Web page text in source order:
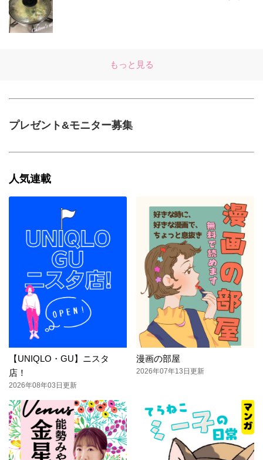
もっと見る
プレゼント&モニター募集
人気連載
【UNIQLO・GU】ニスタ
店！
2026年08年03日更新
漫画の部屋
2026年07年13日更新